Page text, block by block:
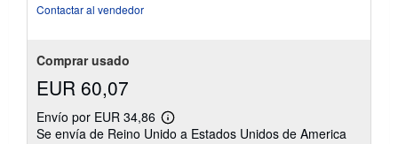
Contactar al vendedor
Comprar usado
EUR 60,07
Envío por EUR 34,86
Más
información
Se envía de Reino Unido a Estados Unidos de America